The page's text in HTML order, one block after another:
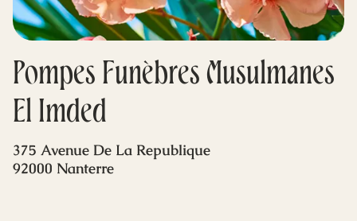
Blog
Mes dernières volontés
Pompes Funèbres Musulmanes
El Imded
375 Avenue De La Republique
92000 Nanterre